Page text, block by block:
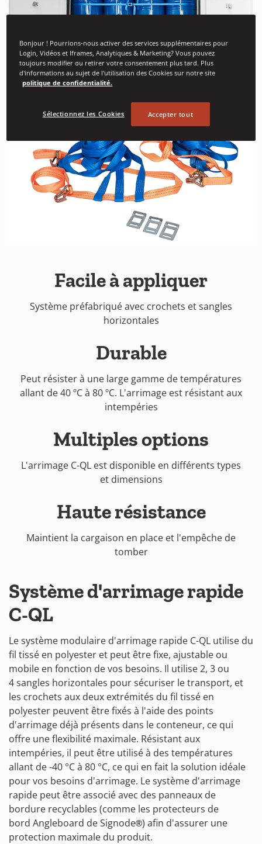
Facile à appliquer
Système préfabriqué avec crochets et sangles
horizontales
Durable
Peut résister à une large gamme de températures
allant de 40 ºC à 80 ºC. L'arrimage est résistant aux
intempéries
Multiples options
L'arrimage C-QL est disponible en différents types
et dimensions
Haute résistance
Maintient la cargaison en place et l'empêche de
tomber
Système d'arrimage rapide
C-QL
Le système modulaire d'arrimage rapide C-QL utilise du
fil tissé en polyester et peut être fixe, ajustable ou
mobile en fonction de vos besoins. Il utilise 2, 3 ou
4 sangles horizontales pour sécuriser le transport, et
les crochets aux deux extrémités du fil tissé en
polyester peuvent être fixés à l'aide des points
d'arrimage déjà présents dans le conteneur, ce qui
offre une flexibilité maximale. Résistant aux
intempéries, il peut être utilisé à des températures
allant de -40 °C à 80 °C, ce qui en fait la solution idéale
pour vos besoins d'arrimage. Le système d'arrimage
rapide peut être associé avec des panneaux de
bordure recyclables (comme les protecteurs de
bord Angleboard de Signode®) afin d'assurer une
protection maximale du produit.
Bonjour ! Pourrions-nous activer des services supplémentaires pour
Login, Vidéos et Iframes, Analytiques & Marketing? Vous pouvez
toujours modifier ou retirer votre consentement plus tard. Plus
d'informations au sujet de l'utilisation des Cookies sur notre site
politique de confidentialité.
Sélectionnez les Cookies Accepter tout